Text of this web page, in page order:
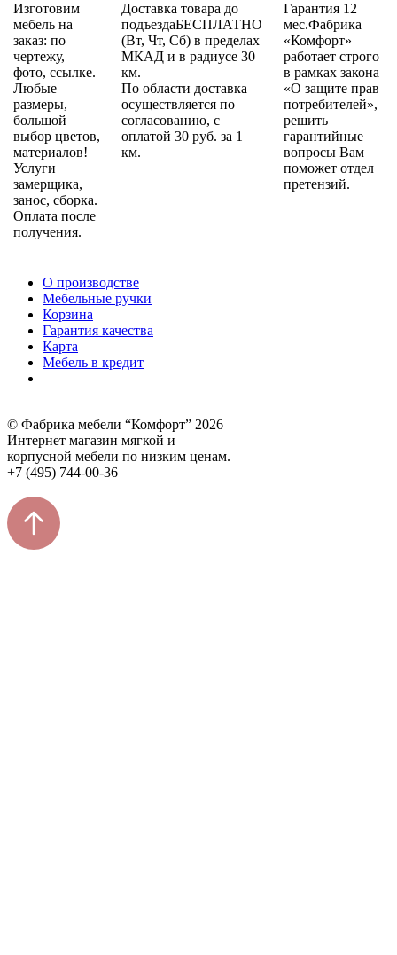
Изготовим
мебель на
заказ: по
чертежу,
фото, ссылке.
Любые
размеры,
большой
выбор цветов,
материалов!
Услуги
замерщика,
занос, сборка.
Оплата после
получения.
Доставка товара до
подъездаБЕСПЛАТНО
(Вт, Чт, Сб) в пределах
МКАД и в радиусе 30
км.
По области доставка
осуществляется по
согласованию, с
оплатой 30 руб. за 1
км.
Гарантия 12
мес.Фабрика
«Комфорт»
работает строго
в рамках закона
«О защите прав
потребителей»,
решить
гарантийные
вопросы Вам
поможет отдел
претензий.
О производстве
Мебельные ручки
Корзина
Гарантия качества
Карта
Мебель в кредит
© Фабрика мебели “Комфорт” 2026
Интернет магазин мягкой и
корпусной мебели по низким ценам.
+7 (495) 744-00-36